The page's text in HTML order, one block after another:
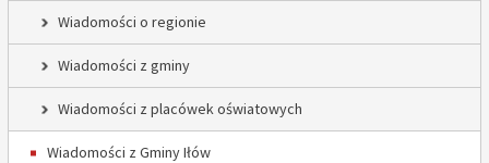
Wiadomości o regionie
Wiadomości z gminy
Wiadomości z placówek oświatowych
Wiadomości z Gminy Iłów